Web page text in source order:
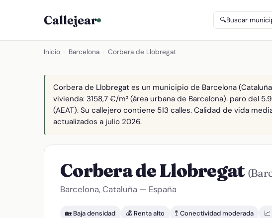
Callejear 🔍Buscar
Inicio Barcelona Corbera de Llobregat
Corbera de Llobregat es un municipio de Barcelona
vivienda: 3158,7 €/m² (área urbana de Barcelona). paro del
(AEAT). Su callejero contiene 513 calles. Calidad de vida
actualizados a julio 2026.
Corbera de Llobregat
Barcelona, Cataluña — España
🏡 Baja densidad 💰 Renta alto 🚏 Conectividad moderada